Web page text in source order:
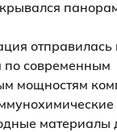
по современным
мощностям
материалы